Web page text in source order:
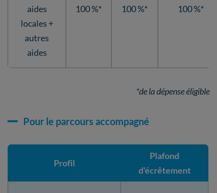
aides
locales +
autres
aides
100 %* 100 %* 100 %*
*de la dépense éligible
Pour le parcours accompagné
Profil
Plafond
d'écrêtement